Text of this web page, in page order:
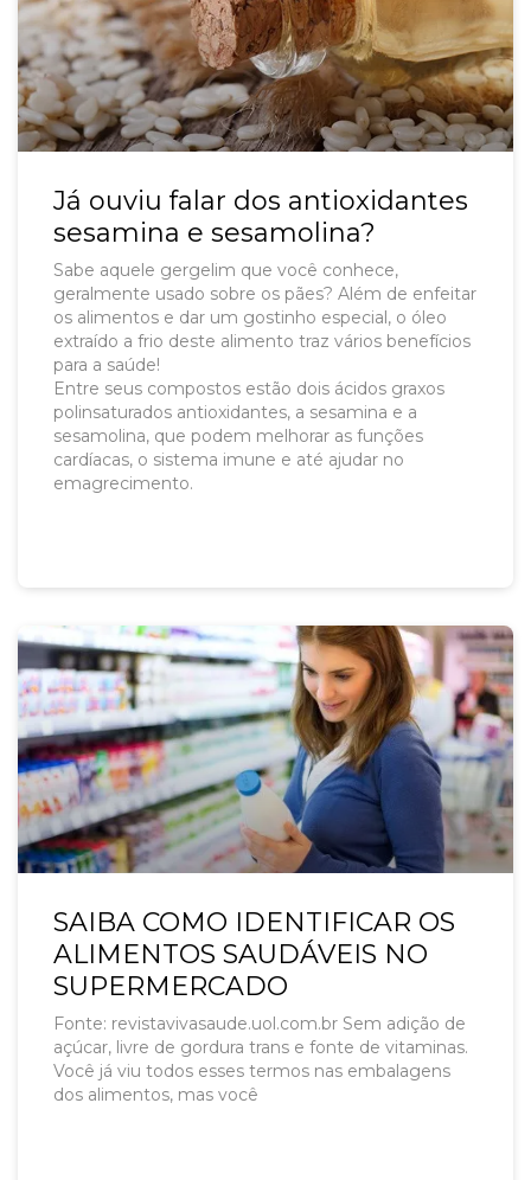
Já ouviu falar dos antioxidantes
sesamina e sesamolina?
Sabe aquele gergelim que você conhece,
geralmente usado sobre os pães? Além de enfeitar
os alimentos e dar um gostinho especial, o óleo
extraído a frio deste alimento traz vários benefícios
para a saúde!
Entre seus compostos estão dois ácidos graxos
polinsaturados antioxidantes, a sesamina e a
sesamolina, que podem melhorar as funções
cardíacas, o sistema imune e até ajudar no
emagrecimento.
SAIBA COMO IDENTIFICAR OS
ALIMENTOS SAUDÁVEIS NO
SUPERMERCADO
Fonte: revistavivasaude.uol.com.br Sem adição de
açúcar, livre de gordura trans e fonte de vitaminas.
Você já viu todos esses termos nas embalagens
dos alimentos, mas você